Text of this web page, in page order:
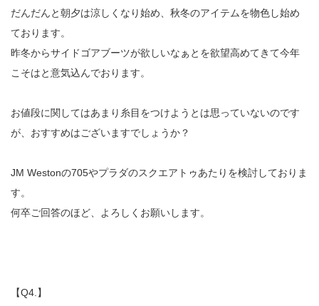
だんだんと朝夕は涼しくなり始め、秋冬のアイテムを物色し始め
ております。
昨冬からサイドゴアブーツが欲しいなぁとを欲望高めてきて今年
こそはと意気込んでおります。
お値段に関してはあまり糸目をつけようとは思っていないのです
が、おすすめはございますでしょうか？
JM Westonの705やプラダのスクエアトゥあたりを検討しておりま
す。
何卒ご回答のほど、よろしくお願いします。
【Q4.】